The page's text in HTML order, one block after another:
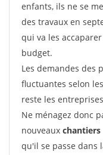
enfants, ils ne se
des travaux en
qui va les
budget.
Les demandes des
fluctuantes selon
reste les
Ne ménagez donc
nouveaux chantiers
qu'il se passe dans